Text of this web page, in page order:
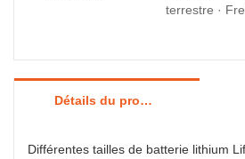
terrestre ·
Détails du produit
Différentes tailles de batterie lithium